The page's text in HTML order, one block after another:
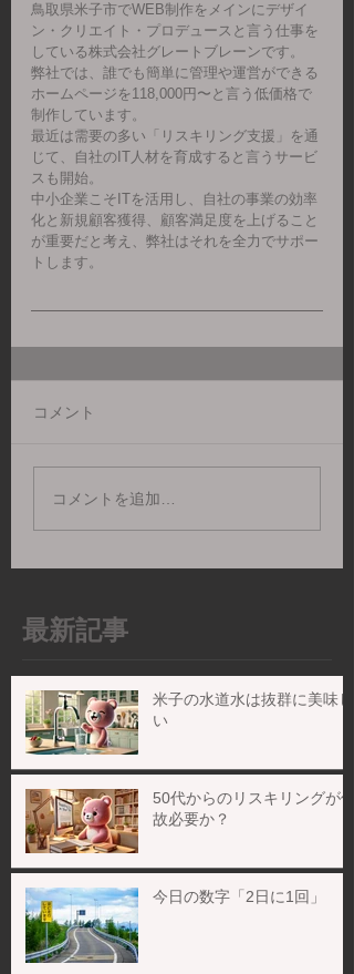
鳥取県米子市でWEB制作をメインにデザイ
ン・クリエイト・プロデュースと言う仕事を
している株式会社グレートブレーンです。
弊社では、誰でも簡単に管理や運営ができる
ホームページを118,000円〜と言う低価格で
制作しています。
最近は需要の多い「リスキリング支援」を通
じて、自社のIT人材を育成すると言うサービ
スも開始。
中小企業こそITを活用し、自社の事業の効率
化と新規顧客獲得、顧客満足度を上げること
が重要だと考え、弊社はそれを全力でサポー
トします。
コメント
コメントを追加…
最新記事
米子の水道水は抜群に美味し
い
50代からのリスキリングが何
故必要か？
今日の数字「2日に1回」